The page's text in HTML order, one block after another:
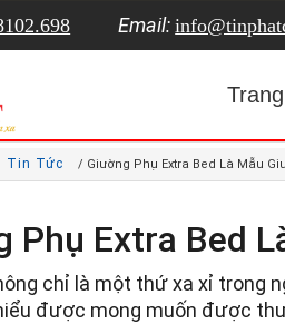
Email:
Tin Tức / Giường Phụ Extra Bed Là Mẫu
Phụ Extra Bed
chỉ là một thứ xa xỉ trong
được mong muốn được